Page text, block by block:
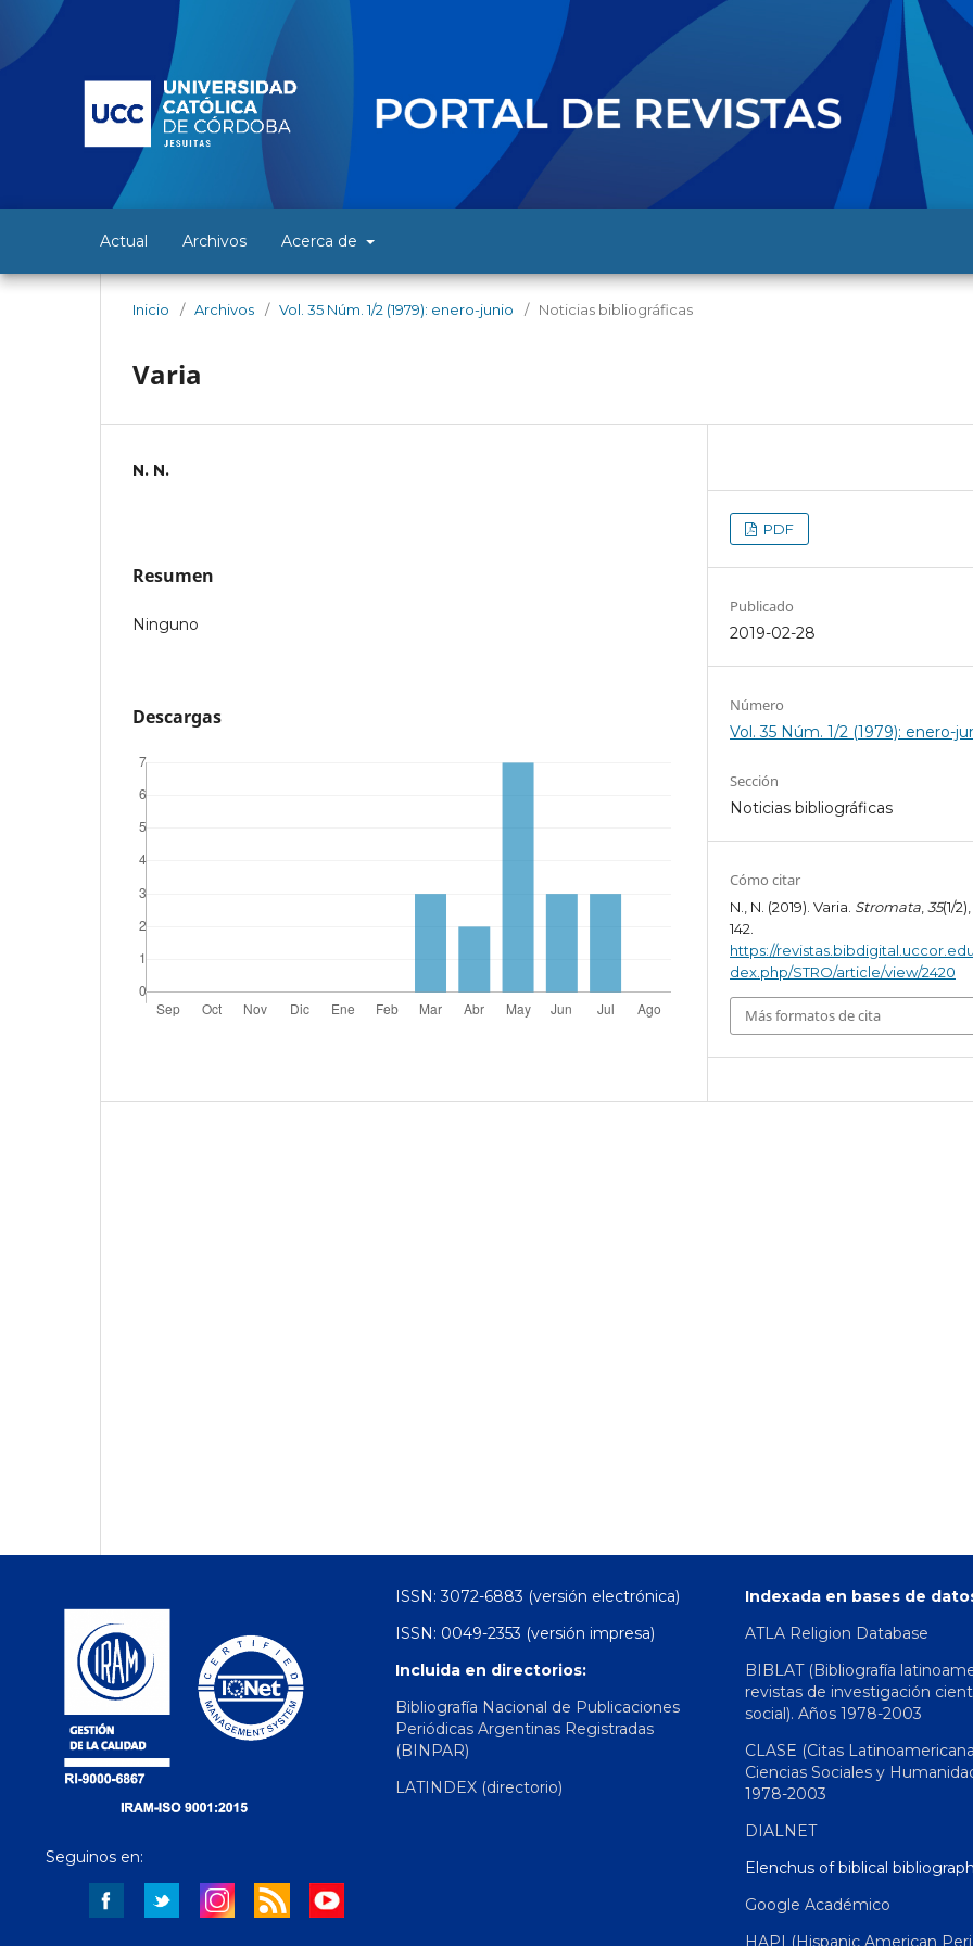
Actual Archivos Acerca de
Inicio / Archivos / Vol. 35 Núm. 1/2 (1979): enero-junio / Noticias bibliográficas
Varia
N. N.
Resumen
Ninguno
Descargas
PDF
Publicado
2019-02-28
Número
Vol. 35 Núm. 1/2 (1979): enero-
Sección
Noticias bibliográficas
Cómo citar
N., N. (2019). Varia. Stromata ,35(1/
142.
https://
dex.php/STRO/article/view/2420
Más formatos de cita
Seguinos en:
ISSN: 3072-6883 (versión electrónica)
ISSN: 0049-2353 (versión impresa)
Incluida en directorios:
Bibliografía Nacional de Publicaciones
Periódicas Argentinas Registradas
(BINPAR)
LATINDEX (directorio)
Indexada en bases de
ATLA Religion Database
BIBLAT (Bibliografía
revistas de investigación
social). Años 1978-2003
CLASE (Citas
Ciencias Sociales y
1978-2003
DIALNET
Elenchus of biblical
Google Académico
HAPI (Hispanic American